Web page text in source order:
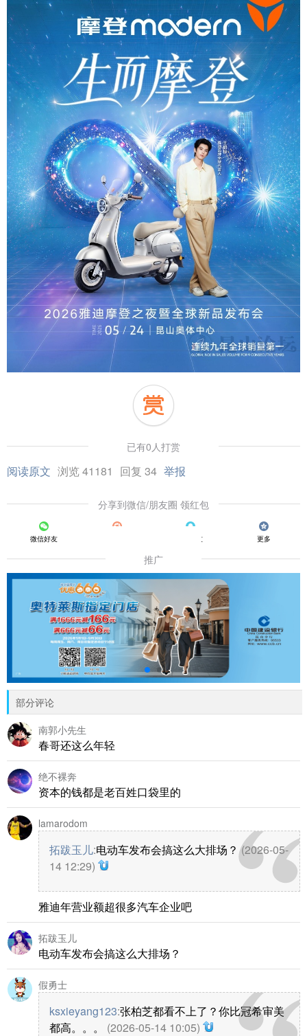
已有0人打赏
阅读原文 浏览 41181 回复 34 举报
分享到微信/朋友圈 领红包
微信好友 QQ好友 更多
推广
部分评论
南郭小先生
春哥还这么年轻
绝不裸奔
资本的钱都是老百姓口袋里的
lamarodom
拓跋玉儿:电动车发布会搞这么大排场？ (2026-05-
14 12:29)
雅迪年营业额超很多汽车企业吧
拓跋玉儿
电动车发布会搞这么大排场？
假勇士
ksxieyang123:张柏芝都看不上了？你比冠希审美
都高。。。
(2026-05-14 10:05)